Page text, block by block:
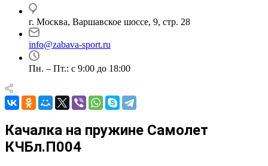
г. Москва, Варшавское шоссе, 9, стр. 28
info@zabava-sport.ru
Пн. – Пт.: с 9:00 до 18:00
Качалка на пружине Самолет
КЧБл.П004